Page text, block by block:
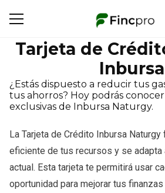
Tarjeta de
Inbursa
¿Estás dispuesto a reducir tus
tus ahorros? Hoy podrás
exclusivas de Inbursa Naturgy.
La Tarjeta de Crédito Inbursa
eficiente de tus recursos y se
actual. Esta tarjeta te permitirá usar
oportunidad para mejorar tus